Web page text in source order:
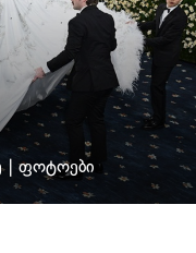
| ფოტოები